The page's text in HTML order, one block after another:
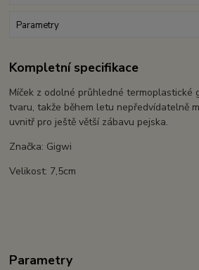
Parametry
Kompletní specifikace
Míček z odolné průhledné termoplastické
tvaru, takže během letu nepředvídatelně
uvnitř pro ještě větší zábavu pejska.
Značka: Gigwi
Velikost: 7,5cm
Parametry